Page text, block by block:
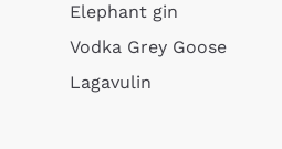
Elephant gin
Vodka Grey Goose
Lagavulin